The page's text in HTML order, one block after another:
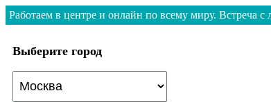
Работаем в центре и онлайн по всему миру. Встреча с
Выберите город